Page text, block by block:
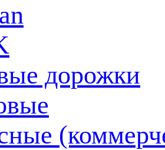
дорожки